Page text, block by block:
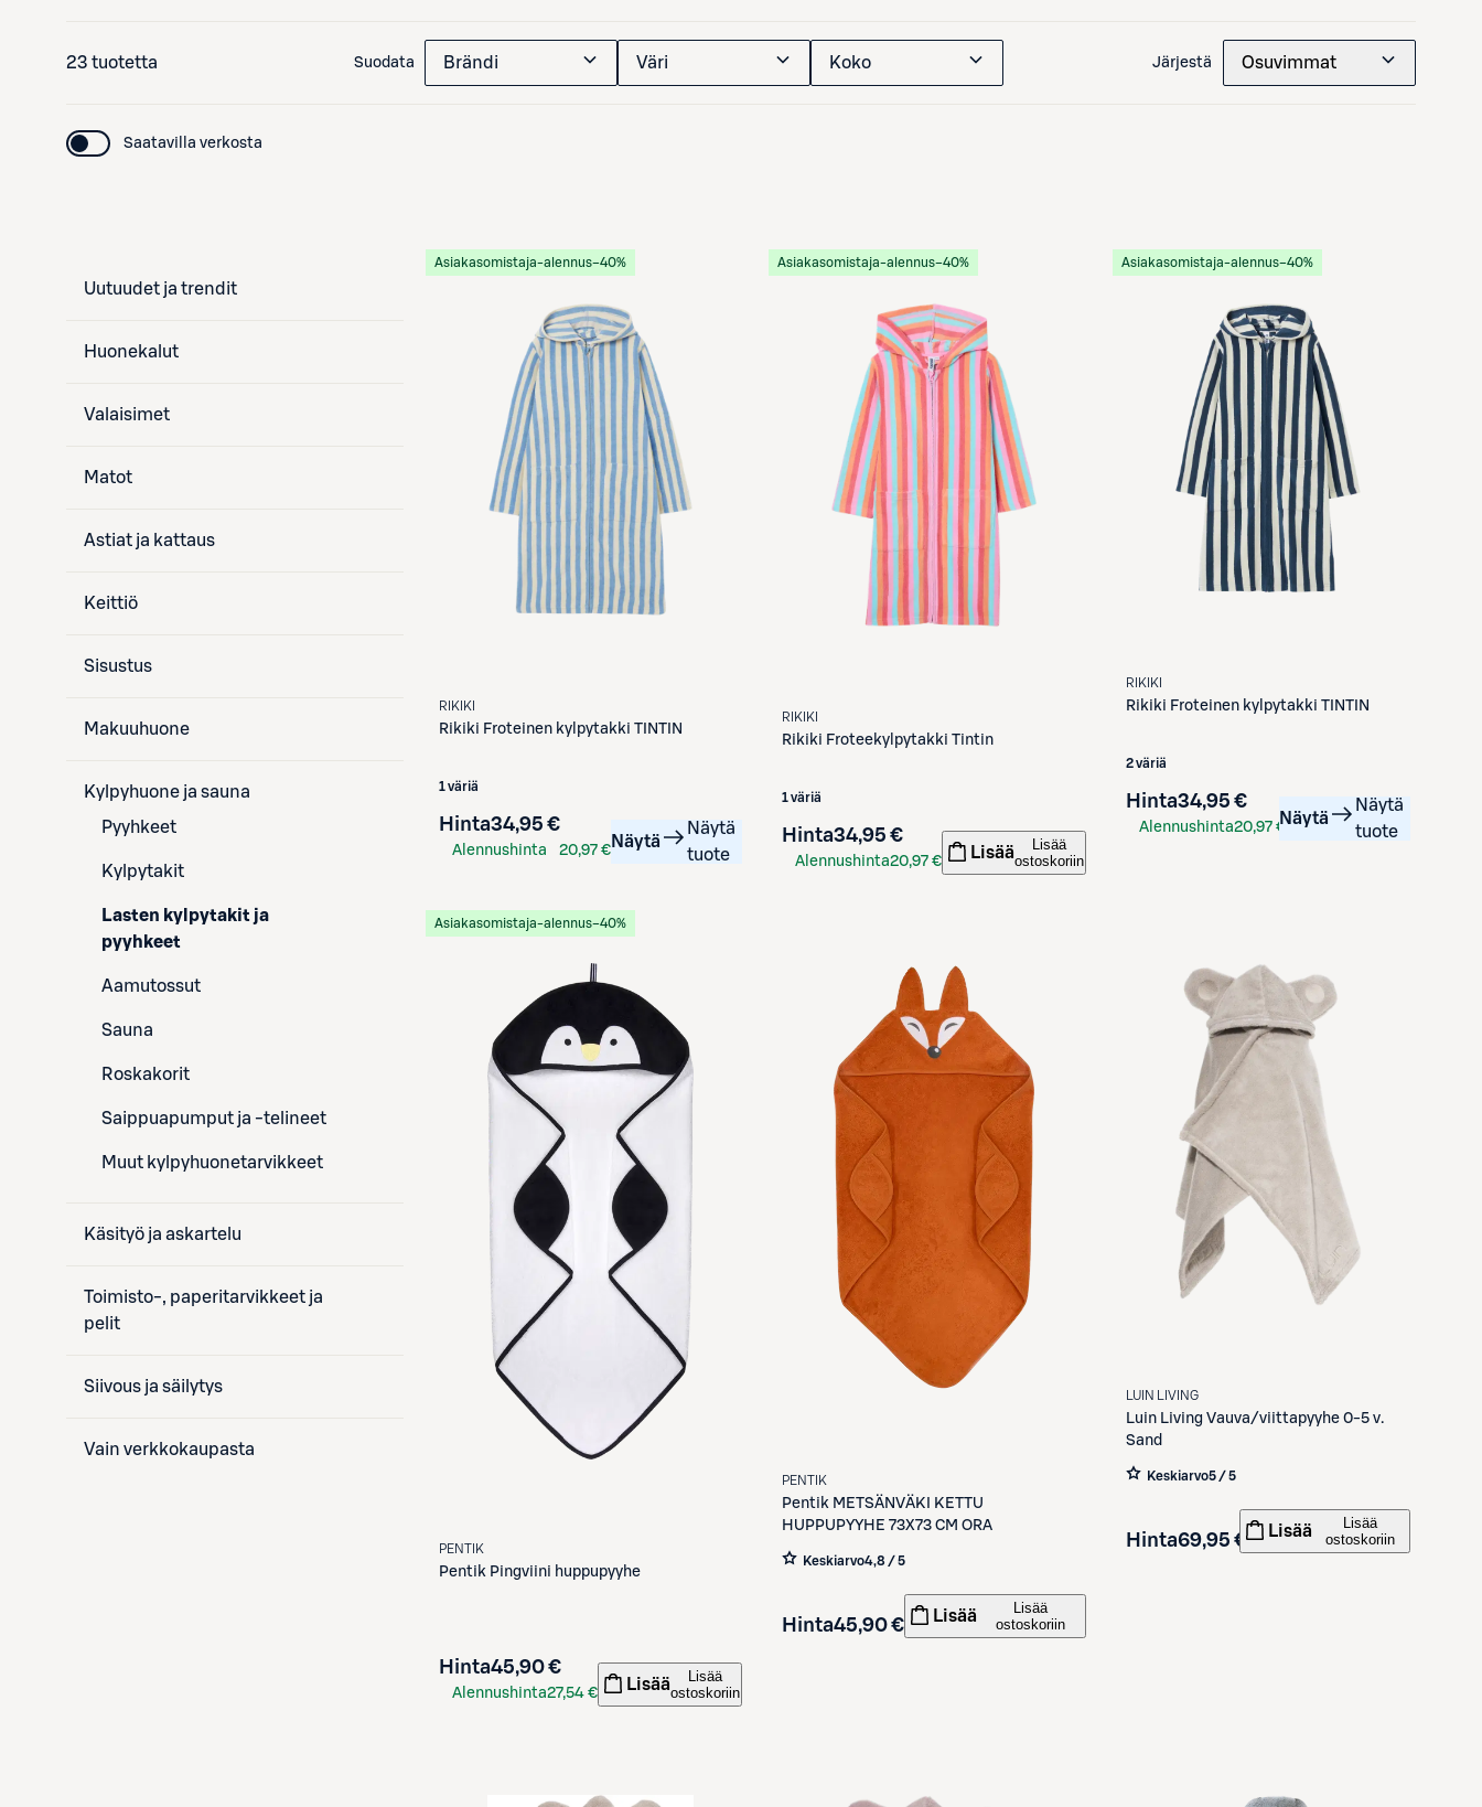
23 tuotetta Suodata Brändi Väri Koko Järjestä Osuvimmat
Saatavilla verkosta
Uutuudet ja trendit
Huonekalut
Valaisimet
Matot
Astiat ja kattaus
Keittiö
Sisustus
Makuuhuone
Kylpyhuone ja sauna
Pyyhkeet
Kylpytakit
Lasten kylpytakit ja
pyyhkeet
Aamutossut
Sauna
Roskakorit
Saippuapumput ja -telineet
Muut kylpyhuonetarvikkeet
Käsityö ja askartelu
Toimisto-, paperitarvikkeet ja
pelit
Siivous ja säilytys
Vain verkkokaupasta
Asiakasomistaja-alennus−40%
RIKIKI
Rikiki Froteinen kylpytakki TINTIN
1 väriä
Hinta34,95 €
Alennushinta
20,97 € Näytä
Näytä
tuote
Asiakasomistaja-alennus−40%
RIKIKI
Rikiki Froteekylpytakki Tintin
1 väriä
Hinta34,95 €
Alennushinta20,97 € Lisää
Lisää
ostoskoriin
Asiakasomistaja-alennus−40%
RIKIKI
Rikiki Froteinen kylpytakki TINTIN
2 väriä
Hinta34,95 €
Alennushinta20,97 €Näytä
Näytä
tuote
Asiakasomistaja-alennus−40%
PENTIK
Pentik Pingviini huppupyyhe
Hinta45,90 €
Alennushinta27,54 € Lisää
Lisää
ostoskoriin
PENTIK
Pentik METSÄNVÄKI KETTU
HUPPUPYYHE 73X73 CM ORA
Keskiarvo4,8 / 5
Hinta45,90 € Lisää
Lisää
ostoskoriin
LUIN LIVING
Luin Living Vauva/viittapyyhe 0-5 v.
Sand
Keskiarvo5 / 5
Hinta69,95 € Lisää
Lisää
ostoskoriin